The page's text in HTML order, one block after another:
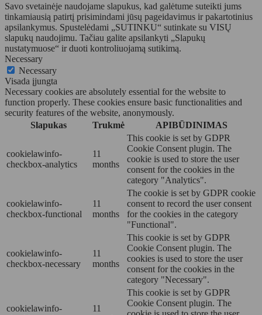
Savo svetainėje naudojame slapukus, kad galėtume suteikti jums
tinkamiausią patirtį prisimindami jūsų pageidavimus ir pakartotinius
apsilankymus. Spustelėdami „SUTINKU“ sutinkate su VISŲ
slapukų naudojimu. Tačiau galite apsilankyti „Slapukų
nustatymuose“ ir duoti kontroliuojamą sutikimą.
Necessary
Necessary
Visada įjungta
Necessary cookies are absolutely essential for the website to
function properly. These cookies ensure basic functionalities and
security features of the website, anonymously.
Slapukas
Trukmė APIBŪDINIMAS
cookielawinfo-
checkbox-analytics
11
months
This cookie is set by GDPR
Cookie Consent plugin. The
cookie is used to store the user
consent for the cookies in the
category "Analytics".
cookielawinfo-
checkbox-functional
11
months
The cookie is set by GDPR cookie
consent to record the user consent
for the cookies in the category
"Functional".
cookielawinfo-
checkbox-necessary
11
months
This cookie is set by GDPR
Cookie Consent plugin. The
cookies is used to store the user
consent for the cookies in the
category "Necessary".
cookielawinfo-
11
This cookie is set by GDPR
Cookie Consent plugin. The